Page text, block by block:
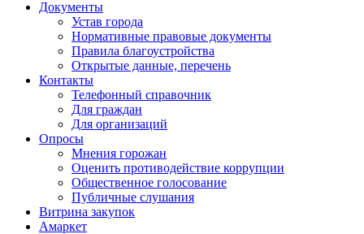
Документы
Устав города
Нормативные правовые документы
Правила благоустройства
Открытые данные, перечень
Контакты
Телефонный справочник
Для граждан
Для организаций
Опросы
Мнения горожан
Оценить противодействие коррупции
Общественное голосование
Публичные слушания
Витрина закупок
Амаркет